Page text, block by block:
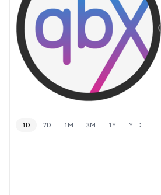
1D 7D 1M 3M 1Y YTD